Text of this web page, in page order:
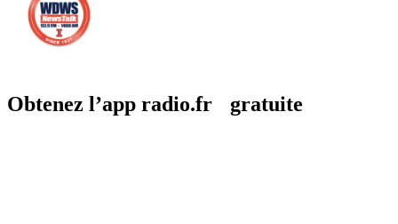
Obtenez l’app radio.fr gratuite